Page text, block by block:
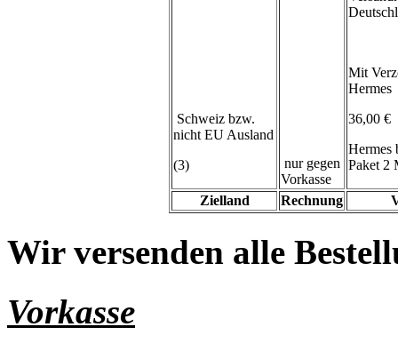
Zielland Rechnung
Schweiz bzw.
nicht EU Ausland
(3)
nur gegen
Vorkasse
Mit
Hermes
36,00 €
Hermes
Paket 2
Wir versenden alle
Vorkasse